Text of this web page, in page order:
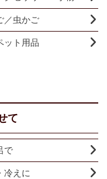
／虫かご
ット用品
て
で
冷えに